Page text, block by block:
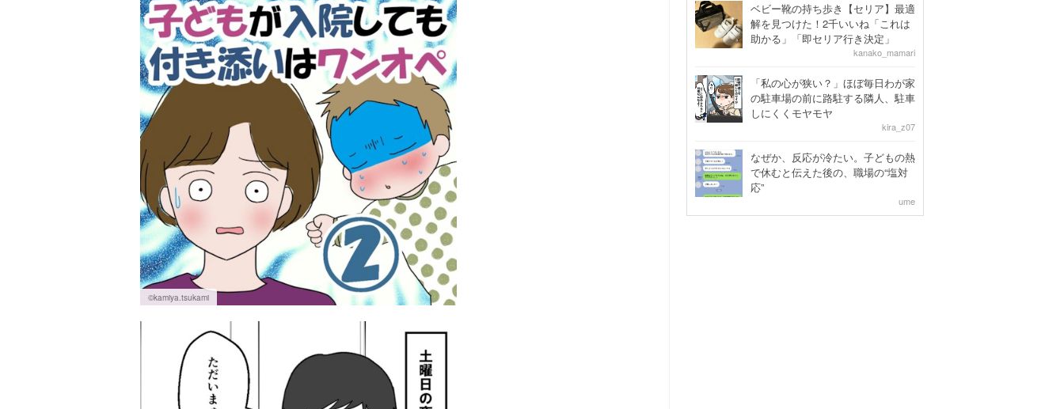
©kamiya.tsukami
ベビー靴の持ち歩き【セリア】最適
解を見つけた！2千いいね「これは
助かる」「即セリア行き決定」
kanako_mamari
「私の心が狭い？」ほぼ毎日わが家
の駐車場の前に路駐する隣人、駐車
しにくくモヤモヤ
kira_z07
なぜか、反応が冷たい。子どもの熱
で休むと伝えた後の、職場の“塩対
応”
ume